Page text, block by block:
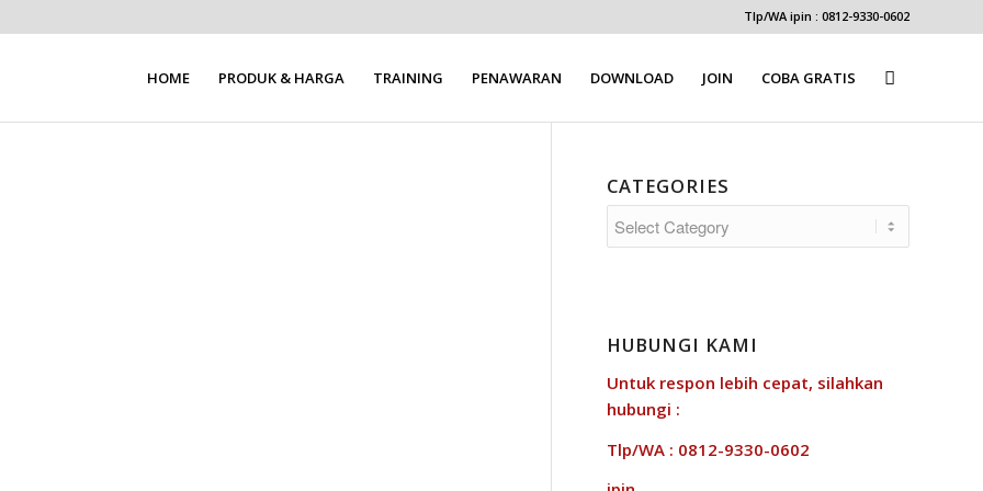
Tlp/WA ipin : 0812-9330-0602
HOME PRODUK & HARGA TRAINING PENAWARAN DOWNLOAD JOIN COBA GRATIS
CATEGORIES
Categories
HUBUNGI KAMI
Untuk respon lebih cepat, silahkan
hubungi :
Tlp/WA : 0812-9330-0602